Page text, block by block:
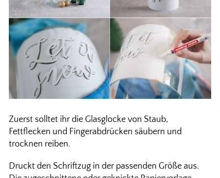
Zuerst solltet ihr die Glasglocke von Staub,
Fettflecken und Fingerabdrücken säubern und
trocknen reiben.
Druckt den Schriftzug in der passenden Größe aus.